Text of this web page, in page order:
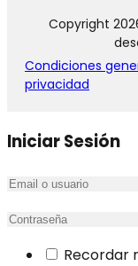
Copyright
Condiciones
privacidad
Iniciar Sesión
Recordar